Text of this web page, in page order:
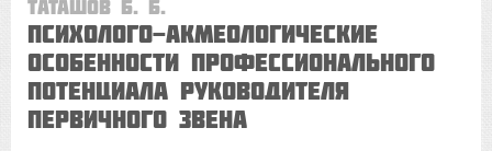
Таташов Б. Б.
ПСИХОЛОГО-АКМЕОЛОГИЧЕСКИЕ
ОСОБЕННОСТИ ПРОФЕССИОНАЛЬНОГО
ПОТЕНЦИАЛА РУКОВОДИТЕЛЯ
ПЕРВИЧНОГО ЗВЕНА